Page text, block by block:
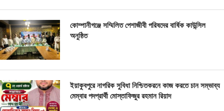
কোম্পানীগঞ্জে সম্মিলিত পেশাজীবী পরিষদের বার্ষিক কাউন্সিল
অনুষ্ঠিত
ইয়াকুবপুরে নাগরিক সুবিধা নিশ্চিতকরনে কাজ করতে চান সম্ভাব্য
মেম্বার পদপ্রার্থী মোস্তাফিজুর রহমান রিয়াদ